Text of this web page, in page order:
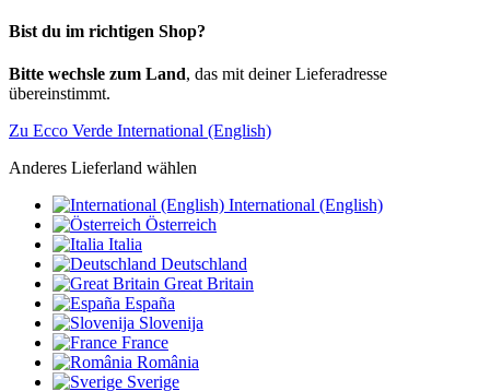
Bist du im richtigen Shop?
Bitte wechsle zum Land, das mit deiner Lieferadresse
übereinstimmt.
Zu Ecco Verde International (English)
Anderes Lieferland wählen
International (English)
Österreich
Italia
Deutschland
Great Britain
España
Slovenija
France
România
Sverige